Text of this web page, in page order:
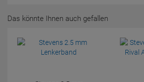
Das könnte Ihnen auch gefallen